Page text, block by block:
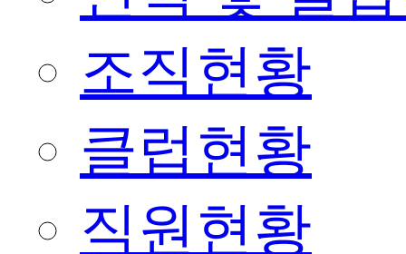
조직현황
클럽현황
직원현황